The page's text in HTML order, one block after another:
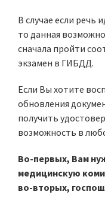
В случае если речь
то данная
сначала пройти
экзамен в ГИБДД.
Если Вы хотите
обновления
получить
возможность в
Во-первых, Вам
медицинскую
во-вторых,